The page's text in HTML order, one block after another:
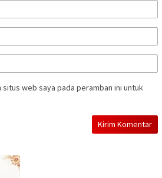
situs web saya pada peramban ini untuk